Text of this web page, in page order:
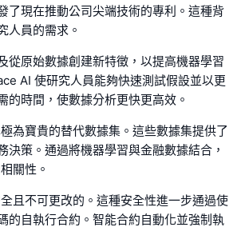
了現在推動公司尖端技術的專利。這種背
人員的需求。
從原始數據創建新特徵，以提高機器學習
AI 使研究人員能夠快速測試假設並以更
時間，使數據分析更快更高效。
為寶貴的替代數據集。這些數據集提供了
策。通過將機器學習與金融數據結合，
關性。
且不可更改的。這種安全性進一步通過使
的自執行合約。智能合約自動化並強制執